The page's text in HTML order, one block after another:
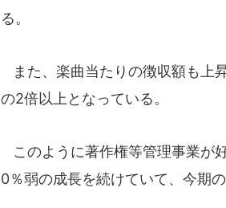
る。
また、楽曲当たりの徴収額も上
の2倍以上となっている。
このように著作権等管理事業が
0％弱の成長を続けていて、今期